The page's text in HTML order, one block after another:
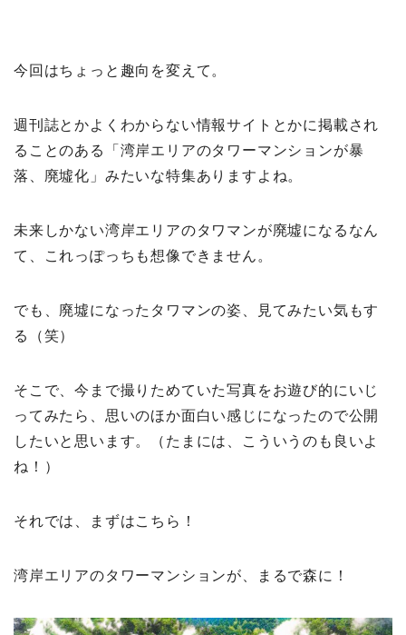
今回はちょっと趣向を変えて。
週刊誌とかよくわからない情報サイトとかに掲載され
ることのある「湾岸エリアのタワーマンションが暴
落、廃墟化」みたいな特集ありますよね。
未来しかない湾岸エリアのタワマンが廃墟になるなん
て、これっぽっちも想像できません。
でも、廃墟になったタワマンの姿、見てみたい気もす
る（笑）
そこで、今まで撮りためていた写真をお遊び的にいじ
ってみたら、思いのほか面白い感じになったので公開
したいと思います。（たまには、こういうのも良いよ
ね！）
それでは、まずはこちら！
湾岸エリアのタワーマンションが、まるで森に！